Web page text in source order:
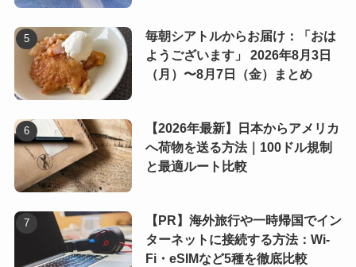
毎朝シアトルからお届け：「おは
ようございます」 2026年8月3日
（月）〜8月7日（金）まとめ
【2026年最新】日本からアメリカ
へ荷物を送る方法｜100ドル規制
と最適ルート比較
【PR】海外旅行や一時帰国でイン
ターネットに接続する方法：Wi-
Fi・eSIMなど5種を徹底比較